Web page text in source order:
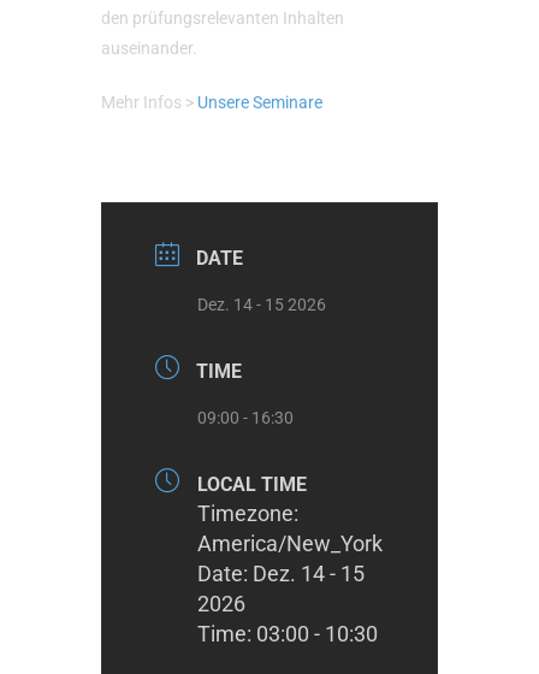
den prüfungsrelevanten Inhalten
auseinander.
Mehr Infos > Unsere Seminare
DATE
Dez. 14 - 15 2026
TIME
09:00 - 16:30
LOCAL TIME
Timezone:
America/New_York
Date: Dez. 14 - 15
2026
Time: 03:00 - 10:30